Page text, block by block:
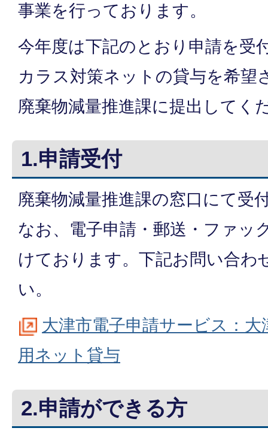
事業を行っております。
今年度は下記のとおり申請を受
カラス対策ネットの貸与を希望
廃棄物減量推進課に提出してく
1.申請受付
廃棄物減量推進課の窓口にて受
なお、電子申請・郵送・ファッ
けております。下記お問い合わ
い。
大津市電子申請サービス：
用ネット貸与
2.申請ができる方